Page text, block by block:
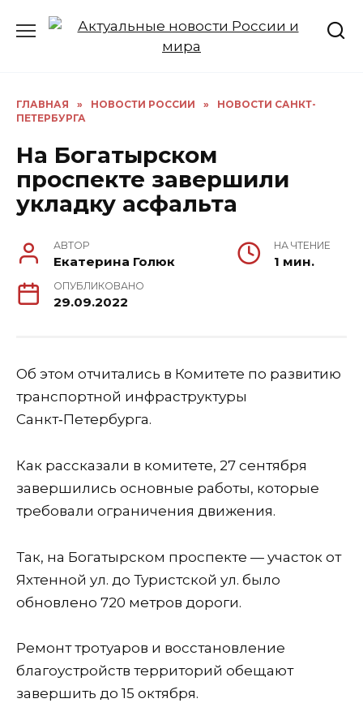
ГЛАВНАЯ » НОВОСТИ РОССИИ »
НОВОСТИ САНКТ-
ПЕТЕРБУРГА
На Богатырском
проспекте завершили
укладку асфальта
АВТОР
Екатерина Голюк
НА ЧТЕНИЕ
1 мин.
ОПУБЛИКОВАНО
29.09.2022
Об этом отчитались в Комитете по развитию
транспортной инфраструктуры
Санкт‑Петербурга.
Как рассказали в комитете, 27 сентября
завершились основные работы, которые
требовали ограничения движения.
Так, на Богатырском проспекте — участок от
Яхтенной ул. до Туристской ул. было
обновлено 720 метров дороги.
Ремонт тротуаров и восстановление
благоустройств территорий обещают
завершить до 15 октября.